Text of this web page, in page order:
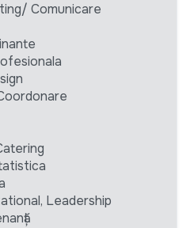
Comunicare
Leadership